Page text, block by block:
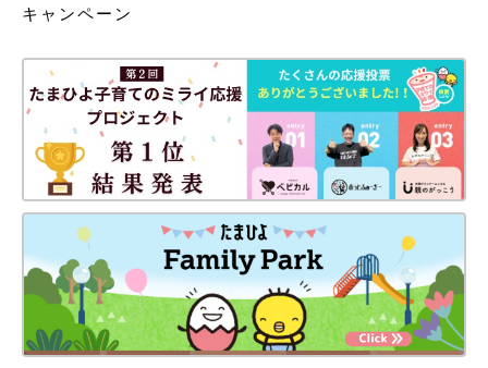
す♪ 総柄なので、サロペットやジャンスカとの相性が◎。派手色
緒に写っているスニーカーも、西松屋で販売されているもののよ
うです。
西松屋｜オール394円★「保育園着に最
適」「抜群の着まわし力」元子ども服販
売員ライター激推し★半袖Tシャツ5選
今回ご紹介するのは、西松屋でゲットできる
「オール394円（税込）」の半袖Tシャツ。保育
園着にもぴったりで、使い勝手のいいアイテム
を集めました！元子ども服販売員ライターが、
アイテムの魅力やコーデ術もお伝えしているの
で、ぜひチェックしてくださいね♪
GUキッズ「春の新商品に注目！」「可
愛すぎて思わず2色買い！」おしゃれア
イテム5選
GUの春の新商品がどれも可愛すぎます♪ 見た
目がおしゃれで着まわしにも使えるものばか
キャンペーン